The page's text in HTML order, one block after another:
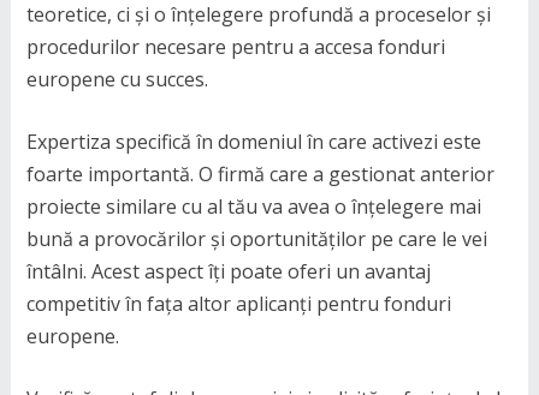
teoretice, ci și o înțelegere profundă a proceselor și
procedurilor necesare pentru a accesa fonduri
europene cu succes.
Expertiza specifică în domeniul în care activezi este
foarte importantă. O firmă care a gestionat anterior
proiecte similare cu al tău va avea o înțelegere mai
bună a provocărilor și oportunităților pe care le vei
întâlni. Acest aspect îți poate oferi un avantaj
competitiv în fața altor aplicanți pentru fonduri
europene.